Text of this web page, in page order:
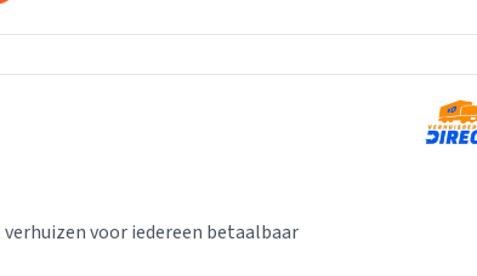
voor iedereen betaalbaar